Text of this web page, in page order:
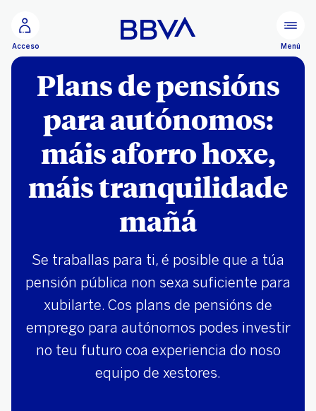
Acceso Menú
Plans de pensións
para autónomos:
máis aforro hoxe,
máis tranquilidade
mañá
Se traballas para ti, é posible que a túa
pensión pública non sexa suficiente para
xubilarte. Cos plans de pensións de
emprego para autónomos podes investir
no teu futuro coa experiencia do noso
equipo de xestores.